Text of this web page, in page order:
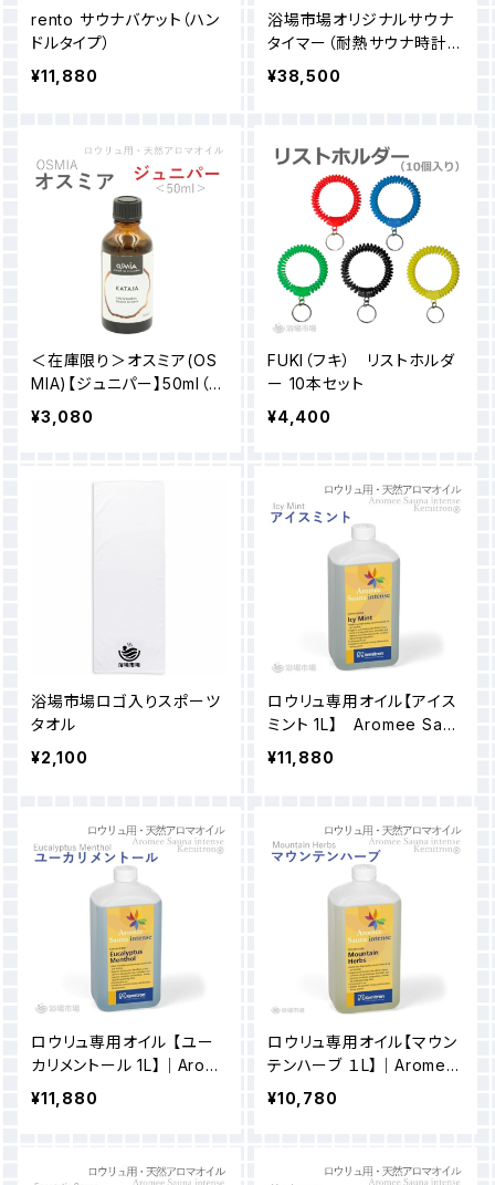
rento サウナバケット（ハン
ドルタイプ）
¥11,880
浴場市場オリジナルサウナ
タイマー（耐熱サウナ時計）1
2分計 直径28cm＜送料無
料＞
¥38,500
＜在庫限り＞オスミア(OS
MIA)【ジュニパー】50ml（ロ
ウリュサウナ用アロマ）
¥3,080
FUKI（フキ） リストホルダ
ー 10本セット
¥4,400
浴場市場ロゴ入りスポーツ
タオル
¥2,100
ロウリュ専用オイル【アイス
ミント 1L】 Aromee Saun
a intense
¥11,880
ロウリュ専用オイル 【ユー
カリメントール 1L】｜Arom
ee Sauna intense
¥11,880
ロウリュ専用オイル【マウン
テンハーブ １L】｜Aromee
Sauna intense
¥10,780